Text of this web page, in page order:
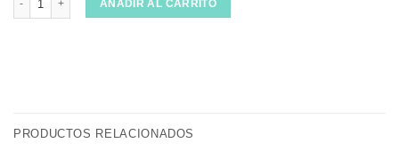
AÑADIR AL CARRITO
PRODUCTOS RELACIONADOS